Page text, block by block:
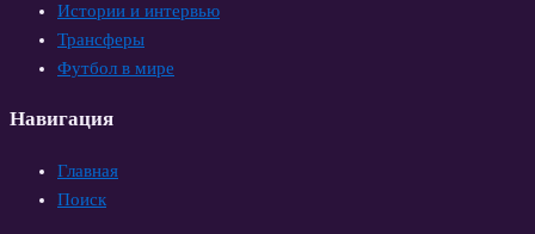
Истории и интервью
Трансферы
Футбол в мире
Навигация
Главная
Поиск